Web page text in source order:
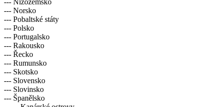
--- Nizozemsko
--- Norsko
--- Pobaltské státy
--- Polsko
--- Portugalsko
--- Rakousko
--- Řecko
--- Rumunsko
--- Skotsko
--- Slovensko
--- Slovinsko
--- Španělsko